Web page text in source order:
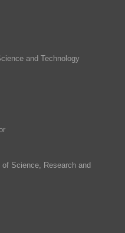
and Technology
Science, Research and